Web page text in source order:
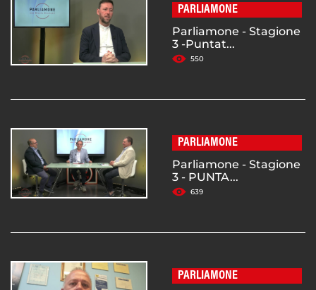
PARLIAMONE
Parliamone - Stagione
3 -Puntat...
550
PARLIAMONE
Parliamone - Stagione
3 - PUNTA...
639
PARLIAMONE